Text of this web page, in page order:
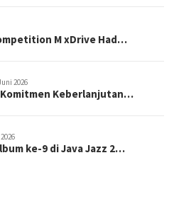
M xDrive Had…
2026
Keberlanjutan…
ke-9 di Java Jazz 2…